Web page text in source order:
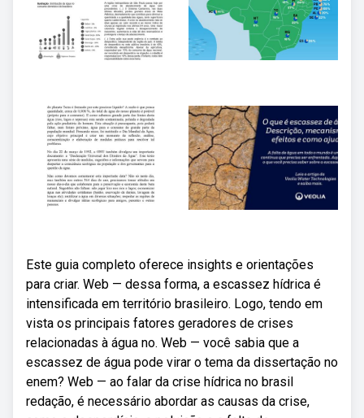
Este guia completo oferece insights e orientações
para criar. Web — dessa forma, a escassez hídrica é
intensificada em território brasileiro. Logo, tendo em
vista os principais fatores geradores de crises
relacionadas à água no. Web — você sabia que a
escassez de água pode virar o tema da dissertação no
enem? Web — ao falar da crise hídrica no brasil
redação, é necessário abordar as causas da crise,